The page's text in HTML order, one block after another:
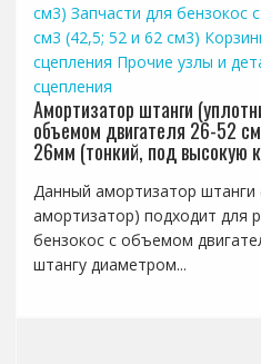
см3) Запчасти для бензокос
см3 (42,5; 52 и 62 см3)
сцепления Прочие узлы и
сцепления
Амортизатор штанги
объемом двигателя 26-52
26мм (тонкий, под высокую
Данный амортизатор штанги
амортизатор) подходит для
бензокос с объемом
штангу диаметром...